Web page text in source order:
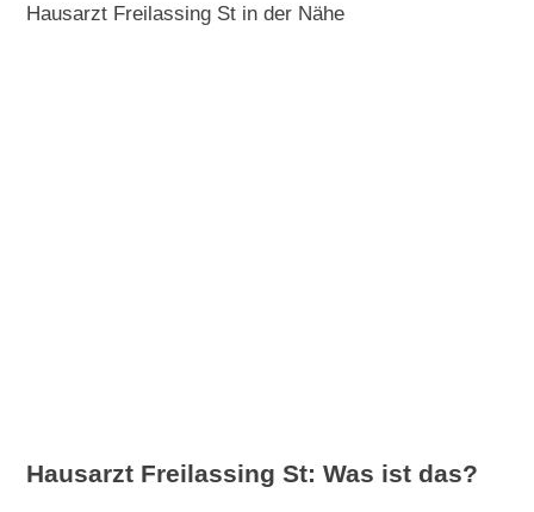
Hausarzt Freilassing St in der Nähe
Hausarzt Freilassing St: Was ist das?